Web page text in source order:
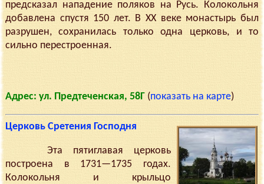
предсказал нападение поляков на Русь. Колокольня
добавлена спустя 150 лет. В XX веке монастырь был
разрушен, сохранилась только одна церковь, и то
сильно перестроенная.
Адрес: ул. Предтеченская, 58Г(показать на карте)
Церковь Сретения Господня
Эта пятиглавая церковь
построена в 1731—1735 годах.
Колокольня и крыльцо